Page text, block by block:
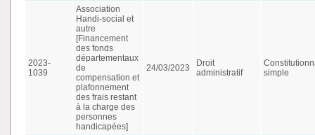
2023-
1039
Association
Handi-social et
autre
[Financement
des fonds
départementaux
de
compensation et
plafonnement
des frais restant
à la charge des
personnes
handicapées]
24/03/2023
Droit
administratif
simple